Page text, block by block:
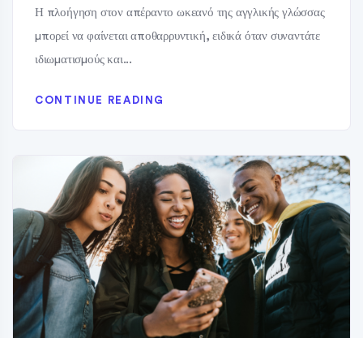
Η πλοήγηση στον απέραντο ωκεανό της αγγλικής γλώσσας
μπορεί να φαίνεται αποθαρρυντική, ειδικά όταν συναντάτε
ιδιωματισμούς και...
CONTINUE READING